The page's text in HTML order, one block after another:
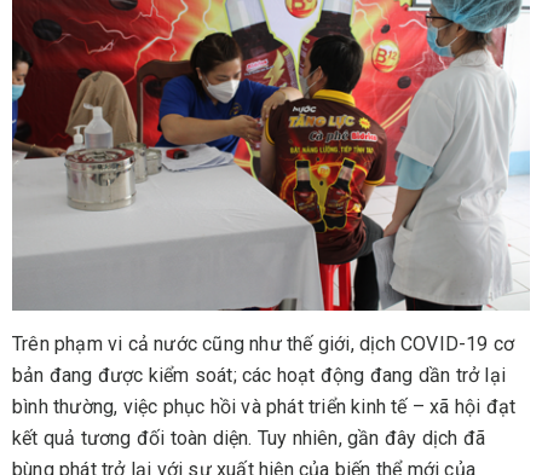
Trên phạm vi cả nước cũng như thế giới, dịch COVID-19 cơ
bản đang được kiểm soát; các hoạt động đang dần trở lại
bình thường, việc phục hồi và phát triển kinh tế – xã hội đạt
kết quả tương đối toàn diện. Tuy nhiên, gần đây dịch đã
bùng phát trở lại với sự xuất hiện của biến thể mới của